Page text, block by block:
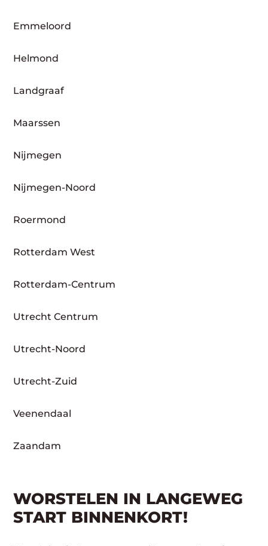
Emmeloord
Helmond
Landgraaf
Maarssen
Nijmegen
Nijmegen-Noord
Roermond
Rotterdam West
Rotterdam-Centrum
Utrecht Centrum
Utrecht-Noord
Utrecht-Zuid
Veenendaal
Zaandam
WORSTELEN IN LANGEWEG
START BINNENKORT!